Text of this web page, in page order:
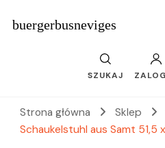
buergerbusneviges
SZUKAJ
Strona główna Sklep
Schaukelstuhl aus Samt 51,5